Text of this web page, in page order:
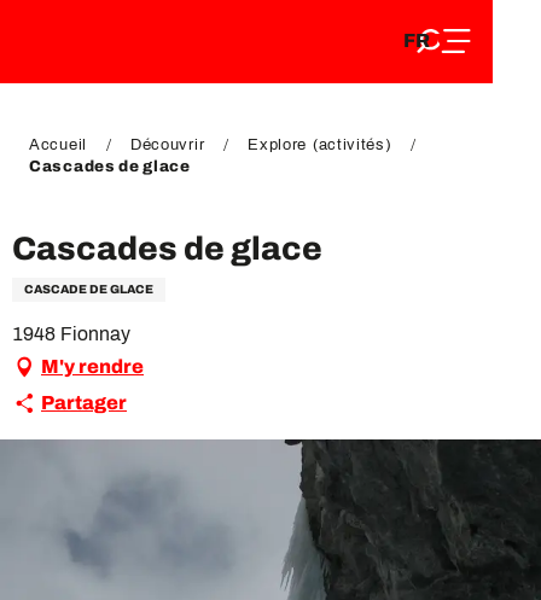
DE
FR
EN
Accueil Découvrir
Explore (activités)
Cascades de glace
Cascades de glace
CASCADE DE GLACE
1948 Fionnay
M'y rendre
Partager